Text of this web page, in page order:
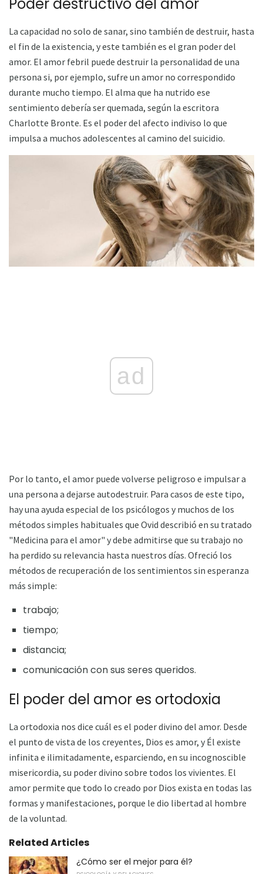
Poder destructivo del amor
La capacidad no solo de sanar, sino también de destruir, hasta
el fin de la existencia, y este también es el gran poder del
amor. El amor febril puede destruir la personalidad de una
persona si, por ejemplo, sufre un amor no correspondido
durante mucho tiempo. El alma que ha nutrido ese
sentimiento debería ser quemada, según la escritora
Charlotte Bronte. Es el poder del afecto indiviso lo que
impulsa a muchos adolescentes al camino del suicidio.
ad
Por lo tanto, el amor puede volverse peligroso e impulsar a
una persona a dejarse autodestruir. Para casos de este tipo,
hay una ayuda especial de los psicólogos y muchos de los
métodos simples habituales que Ovid describió en su tratado
"Medicina para el amor" y debe admitirse que su trabajo no
ha perdido su relevancia hasta nuestros días. Ofreció los
métodos de recuperación de los sentimientos sin esperanza
más simple:
trabajo;
tiempo;
distancia;
comunicación con sus seres queridos.
El poder del amor es ortodoxia
La ortodoxia nos dice cuál es el poder divino del amor. Desde
el punto de vista de los creyentes, Dios es amor, y Él existe
infinita e ilimitadamente, esparciendo, en su incognoscible
misericordia, su poder divino sobre todos los vivientes. El
amor permite que todo lo creado por Dios exista en todas las
formas y manifestaciones, porque le dio libertad al hombre
de la voluntad.
Related Articles
¿Cómo ser el mejor para él?